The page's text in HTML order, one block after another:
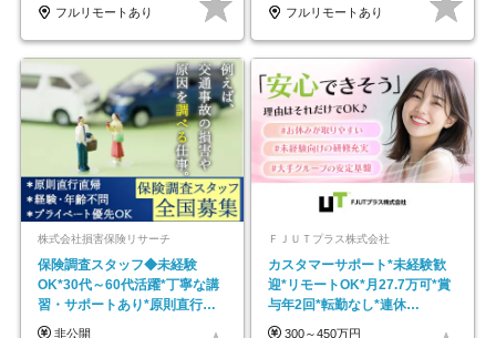
フルリモートあり
フルリモートあり
株式会社損害保険リサーチ
保険調査スタッフ◆未経験
OK*30代～60代活躍*丁寧な講
習・サポートあり*原則直行直
帰／全国募集・業務委託
非公開
ＦＪＵＴプラス株式会社
カスタマーサポート*未経験歓
迎*リモートOK*月27.7万可*賞
与年2回*転勤なし*連休
OK/ZE010232
300～450万円